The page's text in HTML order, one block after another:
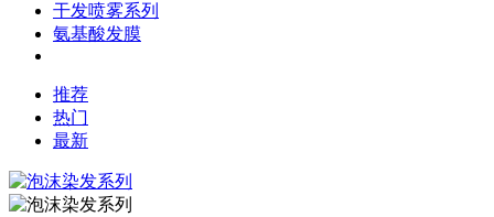
干发喷雾系列
氨基酸发膜
推荐
热门
最新